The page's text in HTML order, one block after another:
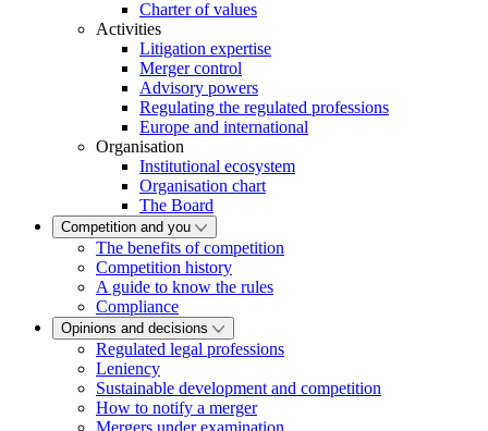
Charter of values
Activities
Litigation expertise
Merger control
Advisory powers
Regulating the regulated professions
Europe and international
Organisation
Institutional ecosystem
Organisation chart
The Board
Competition and you
The benefits of competition
Competition history
A guide to know the rules
Compliance
Opinions and decisions
Regulated legal professions
Leniency
Sustainable development and competition
How to notify a merger
Mergers under examination